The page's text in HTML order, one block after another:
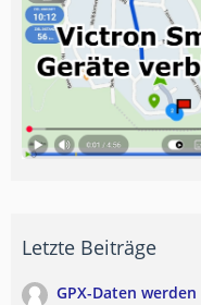
Letzte Beiträge
GPX-Daten